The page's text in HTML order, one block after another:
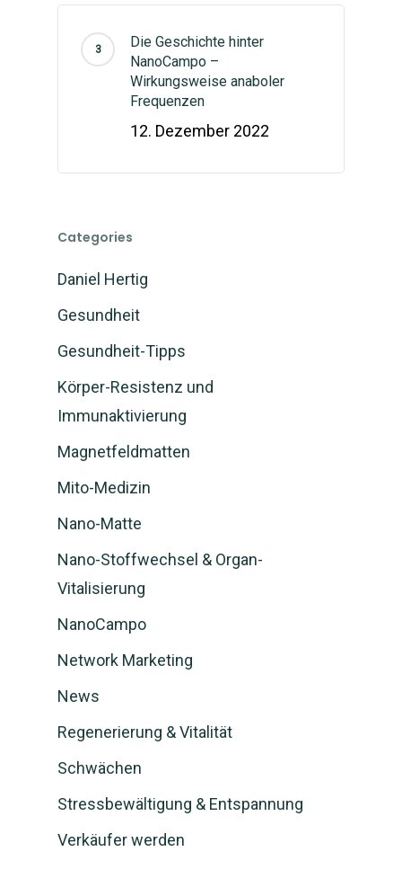
Die Geschichte hinter
NanoCampo –
Wirkungsweise anaboler
Frequenzen
12. Dezember 2022
Categories
Daniel Hertig
Gesundheit
Gesundheit-Tipps
Körper-Resistenz und
Immunaktivierung
Magnetfeldmatten
Mito-Medizin
Nano-Matte
Nano-Stoffwechsel & Organ-
Vitalisierung
NanoCampo
Network Marketing
News
Regenerierung & Vitalität
Schwächen
Stressbewältigung & Entspannung
Verkäufer werden
Selbergesundwerden
FormSlim Shop
Mein Konto
Deutsch
Anmelden